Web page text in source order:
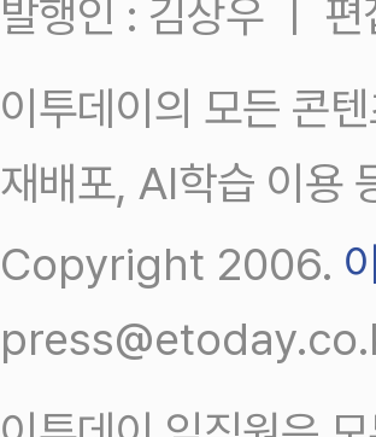
발행인 : 김상우 ㅣ
이투데이의 모든 콘
재배포, AI학습 이용
Copyright 2006.